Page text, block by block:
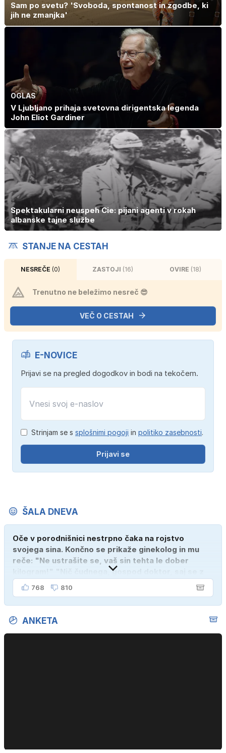
Sam po svetu? 'Svoboda, spontanost in zgodbe, ki
jih ne zmanjka'
OGLAS
V Ljubljano prihaja svetovna dirigentska legenda
John Eliot Gardiner
Spektakularni neuspeh Cie: pijani agenti v rokah
albanske tajne službe
STANJE NA CESTAH
NESREČE (0) ZASTOJI (16) OVIRE (18)
Trenutno ne beležimo nesreč 😎
VEČ O CESTAH
E-NOVICE
Prijavi se na pregled dogodkov in bodi na tekočem.
Strinjam se s splošnimi pogoji in politiko zasebnosti.
Prijavi se
ŠALA DNEVA
Oče v porodnišnici nestrpno čaka na rojstvo
svojega sina. Končno se prikaže ginekolog in mu
reče: "Ne ustrašite se, vaš sin tehta le dober
kilogram!" "Nič čudnega, gospod doktor, saj se z
ženo poznava šele tri mesece."
768 810
ANKETA